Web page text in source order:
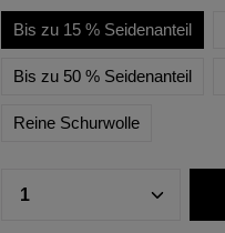
Bis zu 15 % Seidenanteil
Bis zu 50 % Seidenanteil
Reine Schurwolle